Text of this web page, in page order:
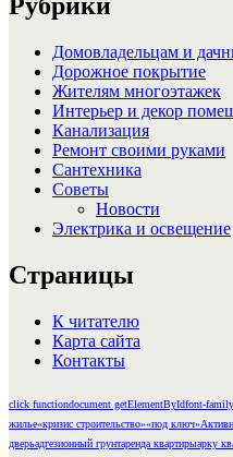
Домовладельцам и
Дорожное покрытие
Жителям многоэтажек
Интерьер и декор
Канализация
Ремонт своими руками
Сантехника
Советы
Новости
Электрика и освещение
Страницы
К читателю
Карта сайта
Контакты
click functiondocument getElementByIdfont-
жилье«кризис строительство»«под ключ»
дверьадгезионный грунтаренда квартирыарку